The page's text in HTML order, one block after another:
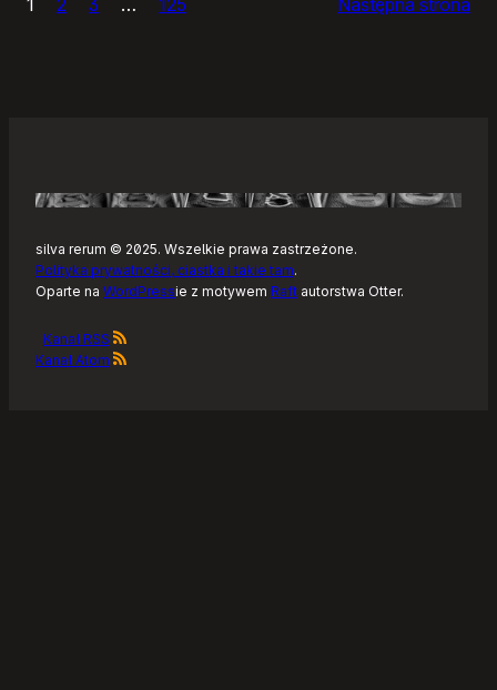
–
Linuksa
silva rerum © 2025. Wszelkie prawa zastrzeżone.
Polityka prywatności, ciastka i takie tam.
Oparte na WordPressie z motywem Raft autorstwa Otter.
Kanał RSS
Kanał Atom